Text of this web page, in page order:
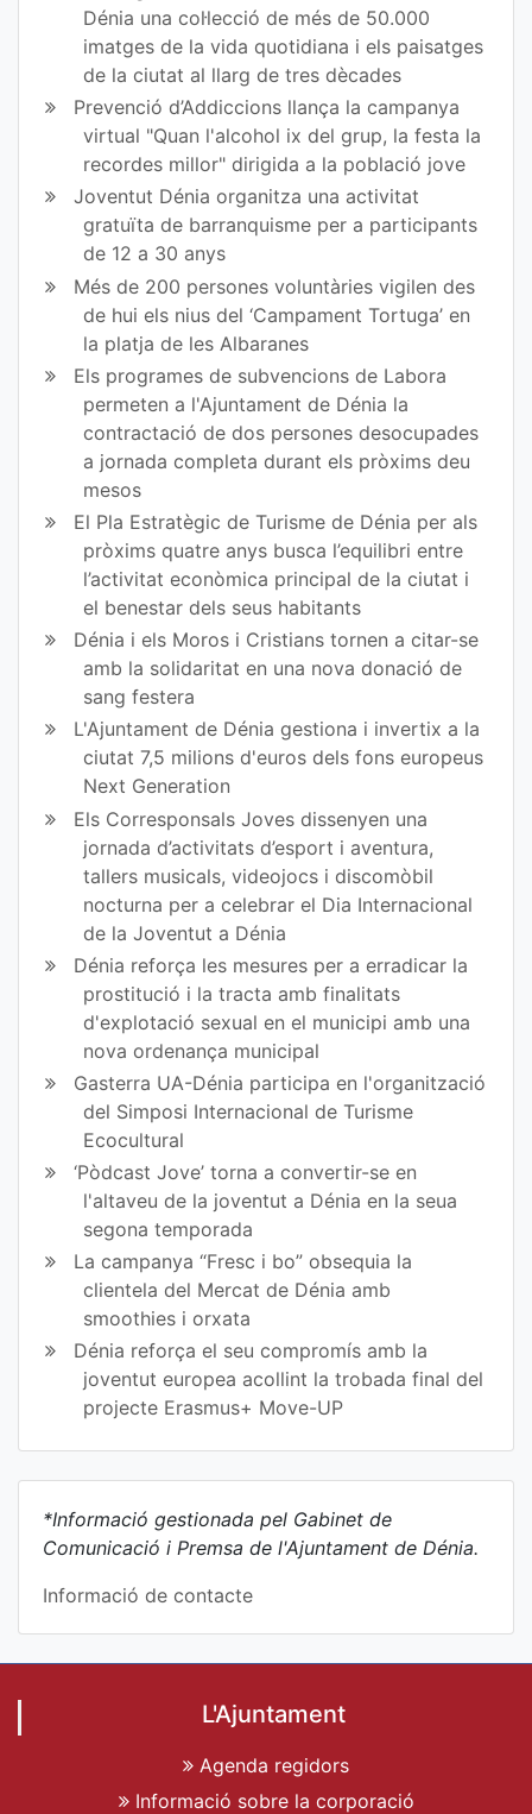
en
Fa
ce
bo
ok
en
Tw
itt
er
Dénia una col·lecció de més de 50.000
imatges de la vida quotidiana i els paisatges
de la ciutat al llarg de tres dècades
Prevenció d’Addiccions llança la campanya
virtual "Quan l'alcohol ix del grup, la festa la
recordes millor" dirigida a la població jove
Joventut Dénia organitza una activitat
gratuïta de barranquisme per a participants
de 12 a 30 anys
Més de 200 persones voluntàries vigilen des
de hui els nius del ‘Campament Tortuga’ en
la platja de les Albaranes
Els programes de subvencions de Labora
permeten a l'Ajuntament de Dénia la
contractació de dos persones desocupades
a jornada completa durant els pròxims deu
mesos
El Pla Estratègic de Turisme de Dénia per als
pròxims quatre anys busca l’equilibri entre
l’activitat econòmica principal de la ciutat i
el benestar dels seus habitants
Dénia i els Moros i Cristians tornen a citar-se
amb la solidaritat en una nova donació de
sang festera
L'Ajuntament de Dénia gestiona i invertix a la
ciutat 7,5 milions d'euros dels fons europeus
Next Generation
Els Corresponsals Joves dissenyen una
jornada d’activitats d’esport i aventura,
tallers musicals, videojocs i discomòbil
nocturna per a celebrar el Dia Internacional
de la Joventut a Dénia
Dénia reforça les mesures per a erradicar la
prostitució i la tracta amb finalitats
d'explotació sexual en el municipi amb una
nova ordenança municipal
Gasterra UA-Dénia participa en l'organització
del Simposi Internacional de Turisme
Ecocultural
‘Pòdcast Jove’ torna a convertir-se en
l'altaveu de la joventut a Dénia en la seua
segona temporada
La campanya “Fresc i bo” obsequia la
clientela del Mercat de Dénia amb
smoothies i orxata
Dénia reforça el seu compromís amb la
joventut europea acollint la trobada final del
projecte Erasmus+ Move-UP
*Informació gestionada pel Gabinet de
Comunicació i Premsa de l'Ajuntament de Dénia.
Informació de contacte
L'Ajuntament
Agenda regidors
Informació sobre la corporació